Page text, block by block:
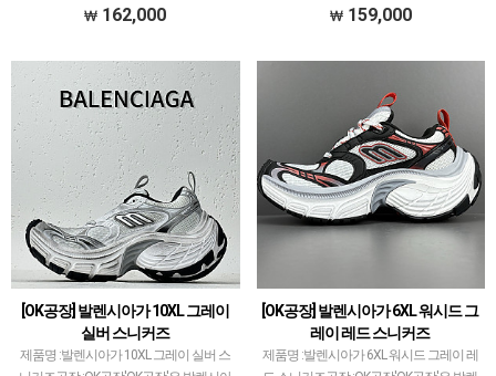
니커즈 전문적으로 취급하고 있습니
이 발렌시아가 …
162,000
스니커즈 전문적으로 취급하고 있습니다.
159,000
[OK공장] 발렌시아가 10XL 그레이
실버 스니커즈
제품명 :발렌시아가 10XL 그레이 실버 스
[OK공장] 발렌시아가 6XL 워시드 그
레이 레드 스니커즈
제품명 :발렌시아가 6XL 워시드 그레이 레